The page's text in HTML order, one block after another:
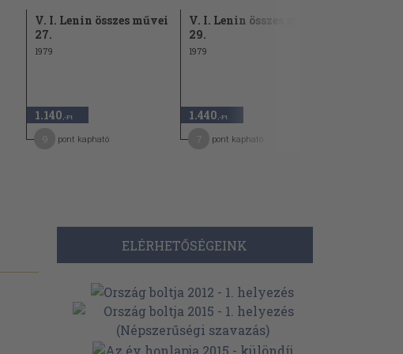
V. I. Lenin összes művei
27.
1979
1.140 ,-Ft
pont kapható
V. I. Lenin összes művei
29.
1979
1.440 ,-Ft
pont kapható
ELÉRHETŐSÉGEINK